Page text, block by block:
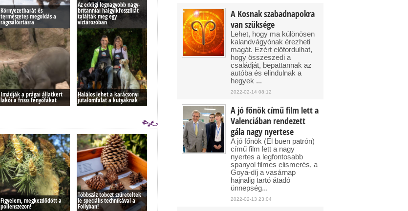
Környezetbarát és
természetes megoldás a
rágcsálóirtásra
Az eddigi legnagyobb nagy-
britanniai halgyíkfosszíliát
találták meg egy
víztározóban
Imádják a prágai állatkert
lakói a frisss fenyőfákat
Halálos lehet a karácsonyi
jutalomfalat a kutyáknak
Figyelem, megkezdődött a
pollenszezon!
Többszáz tobozt szüreteltek
le speciális technikával a
Follyban!
A Kosnak szabadnapokra
van szüksége
Lehet, hogy ma különösen
kalandvágyónak érezheti
magát. Ezért előfordulhat,
hogy összeszedi a
családját, bepattannak az
autóba és elindulnak a
hegyek ...
2022-02-14 08:12
A jó főnök című film lett a
Valenciában rendezett
gála nagy nyertese
A jó főnök (El buen patrón)
című film lett a nagy
nyertes a legfontosabb
spanyol filmes elismerés, a
Goya-díj a vasárnap
hajnalig tartó átadó
ünnepség...
2022-02-13 23:04